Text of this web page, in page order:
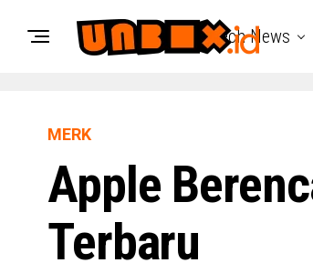
Tech News
MERK
Apple
Terbaru